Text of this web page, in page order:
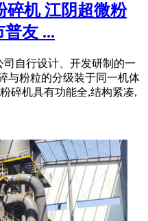
碎机 江阴超微粉
友 ...
自行设计、开发研制的一
与粉粒的分级装于同一机体
碎机具有功能全,结构紧凑,